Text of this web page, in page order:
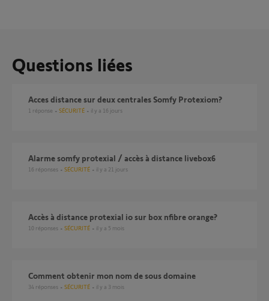
Questions liées
Acces distance sur deux centrales Somfy Protexiom?
1 réponse SÉCURITÉ il y a 16 jours
alarme somfy protexial / accès à distance livebox6
16 réponses SÉCURITÉ il y a 21 jours
accès à distance protexial io sur box nfibre orange?
10 réponses SÉCURITÉ il y a 5 mois
Comment obtenir mon nom de sous domaine
34 réponses SÉCURITÉ il y a 3 mois